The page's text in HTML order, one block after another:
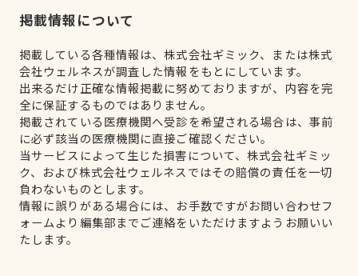
掲載情報について
掲載している各種情報は、株式会社ギミック、または株式
会社ウェルネスが調査した情報をもとにしています。
出来るだけ正確な情報掲載に努めておりますが、内容を完
全に保証するものではありません。
掲載されている医療機関へ受診を希望される場合は、事前
に必ず該当の医療機関に直接ご確認ください。
当サービスによって生じた損害について、株式会社ギミッ
ク、および株式会社ウェルネスではその賠償の責任を一切
負わないものとします。
情報に誤りがある場合には、お手数ですがお問い合わせフ
ォームより編集部までご連絡をいただけますようお願いい
たします。